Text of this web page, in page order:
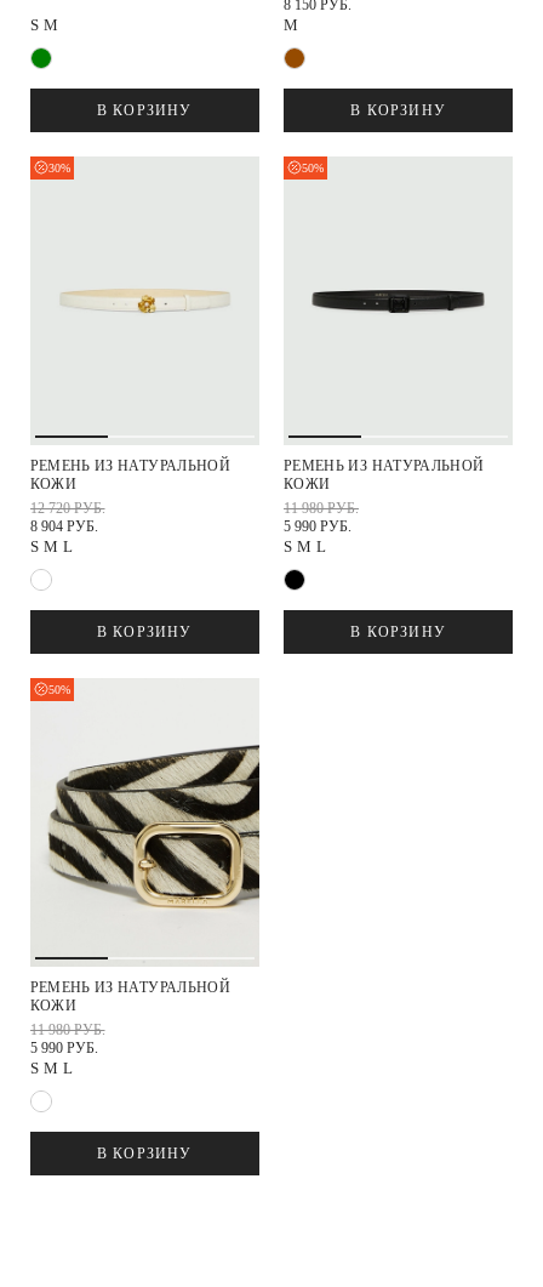
S M
В КОРЗИНУ
8 150 РУБ.
M
В КОРЗИНУ
30%
РЕМЕНЬ ИЗ НАТУРАЛЬНОЙ
КОЖИ
12 720 РУБ.
8 904 РУБ.
S M L
В КОРЗИНУ
50%
РЕМЕНЬ ИЗ НАТУРАЛЬНОЙ
КОЖИ
11 980 РУБ.
5 990 РУБ.
S M L
В КОРЗИНУ
50%
РЕМЕНЬ ИЗ НАТУРАЛЬНОЙ
КОЖИ
11 980 РУБ.
5 990 РУБ.
S M L
В КОРЗИНУ